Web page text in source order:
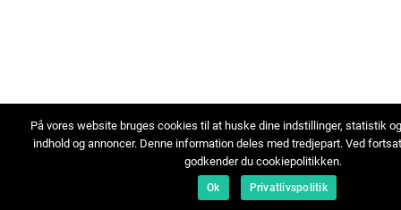
På vores website bruges cookies til at huske dine indstillinger, statistik
indhold og annoncer. Denne information deles med tredjepart. Ved
godkender du cookiepolitikken.
Ok Privatlivspolitik